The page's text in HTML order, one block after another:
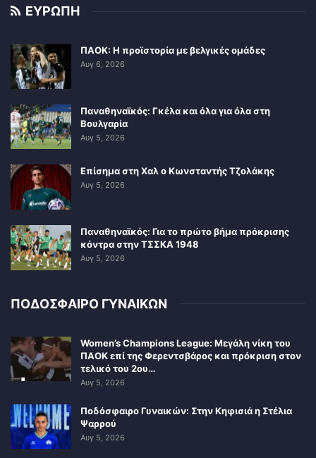
ΕΥΡΩΠΗ
ΠΑΟΚ: Η προϊστορία με βελγικές ομάδες
Αυγ 6, 2026
Παναθηναϊκός: Γκέλα και όλα για όλα στη
Βουλγαρία
Αυγ 5, 2026
Επίσημα στη Χαλ ο Κωνσταντής Τζολάκης
Αυγ 5, 2026
Παναθηναϊκός: Για το πρώτο βήμα πρόκρισης
κόντρα στην ΤΣΣΚΑ 1948
Αυγ 5, 2026
ΠΟΔΟΣΦΑΙΡΟ ΓΥΝΑΙΚΩΝ
Women’s Champions League: Μεγάλη νίκη του
ΠΑΟΚ επί της Φερεντσβάρος και πρόκριση στον
τελικό του 2ου…
Αυγ 5, 2026
Ποδόσφαιρο Γυναικών: Στην Κηφισιά η Στέλια
Ψαρρού
Αυγ 5, 2026